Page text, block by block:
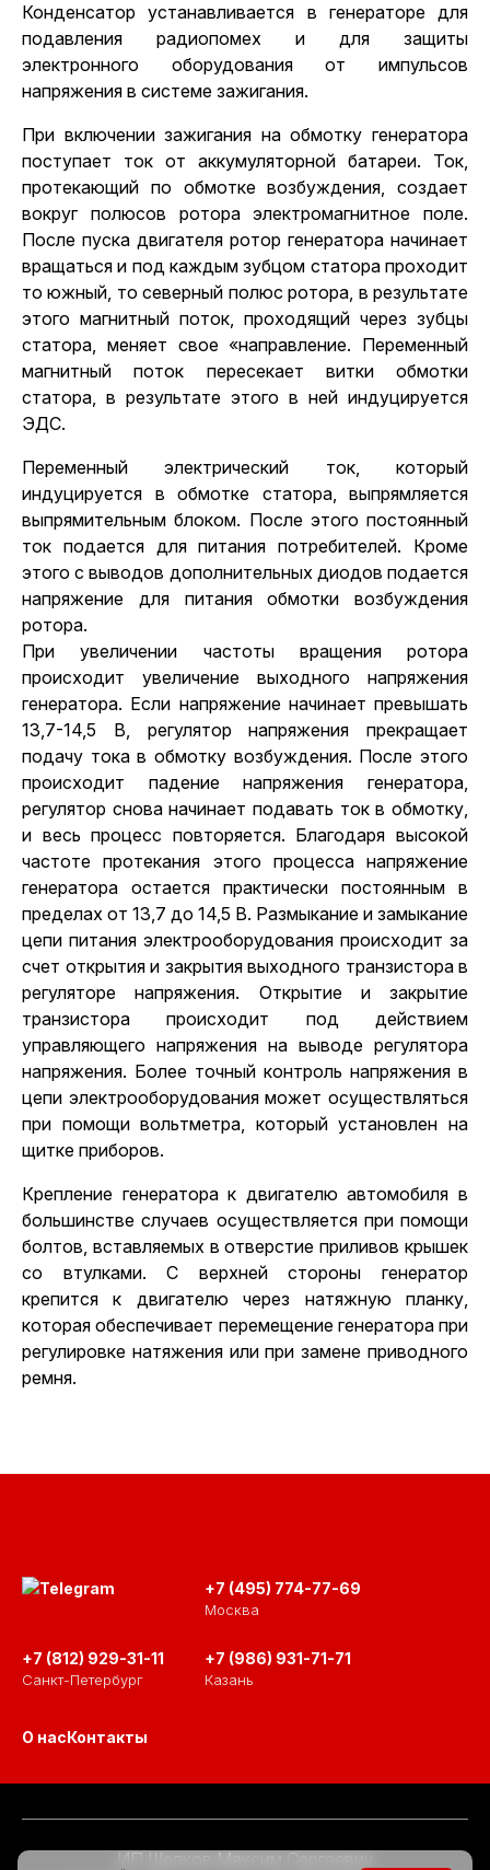
Конденсатор устанавливается в генераторе для
подавления радиопомех и для защиты
электронного оборудования от импульсов
напряжения в системе зажигания.
При включении зажигания на обмотку генератора
поступает ток от аккумуляторной батареи. Ток,
протекающий по обмотке возбуждения, создает
вокруг полюсов ротора электромагнитное поле.
После пуска двигателя ротор генератора начинает
вращаться и под каждым зубцом статора проходит
то южный, то северный полюс ротора, в результате
этого магнитный поток, проходящий через зубцы
статора, меняет свое «направление. Переменный
магнитный поток пересекает витки обмотки
статора, в результате этого в ней индуцируется
ЭДС.
Переменный электрический ток, который
индуцируется в обмотке статора, выпрямляется
выпрямительным блоком. После этого постоянный
ток подается для питания потребителей. Кроме
этого с выводов дополнительных диодов подается
напряжение для питания обмотки возбуждения
ротора.
При увеличении частоты вращения ротора
происходит увеличение выходного напряжения
генератора. Если напряжение начинает превышать
13,7-14,5 В, регулятор напряжения прекращает
подачу тока в обмотку возбуждения. После этого
происходит падение напряжения генератора,
регулятор снова начинает подавать ток в обмотку,
и весь процесс повторяется. Благодаря высокой
частоте протекания этого процесса напряжение
генератора остается практически постоянным в
пределах от 13,7 до 14,5 В. Размыкание и замыкание
цепи питания электрооборудования происходит за
счет открытия и закрытия выходного транзистора в
регуляторе напряжения. Открытие и закрытие
транзистора происходит под действием
управляющего напряжения на выводе регулятора
напряжения. Более точный контроль напряжения в
цепи электрооборудования может осуществляться
при помощи вольтметра, который установлен на
щитке приборов.
Крепление генератора к двигателю автомобиля в
большинстве случаев осуществляется при помощи
болтов, вставляемых в отверстие приливов крышек
со втулками. С верхней стороны генератор
крепится к двигателю через натяжную планку,
которая обеспечивает перемещение генератора при
регулировке натяжения или при замене приводного
ремня.
О насКонтакты
+7 (495) 774-77-69
Москва
+7 (812) 929-31-11
Санкт-Петербург
+7 (986) 931-71-71
Казань
ИП Шелков Максим Сергеевич